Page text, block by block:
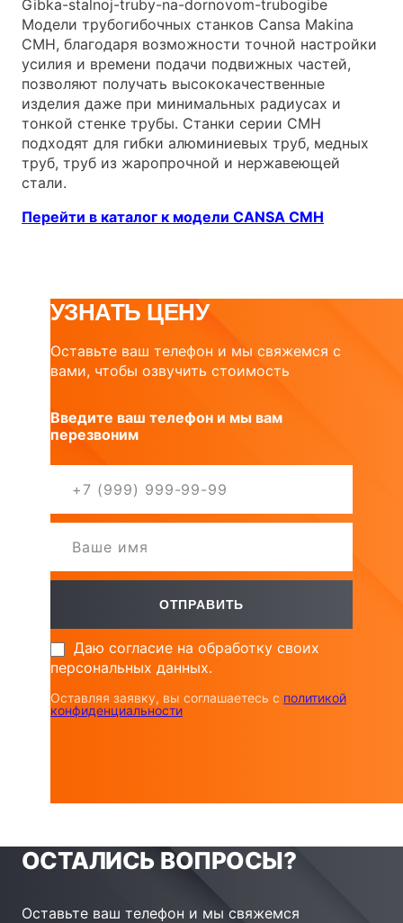
Gibka-stalnoj-truby-na-dornovom-trubogibe
Модели трубогибочных станков Cansa Makina
CMH, благодаря возможности точной настройки
усилия и времени подачи подвижных частей,
позволяют получать высококачественные
изделия даже при минимальных радиусах и
тонкой стенке трубы. Станки серии CMH
подходят для гибки алюминиевых труб, медных
труб, труб из жаропрочной и нержавеющей
стали.
Перейти в каталог к модели CANSA CMH
УЗНАТЬ ЦЕНУ
Оставьте ваш телефон и мы свяжемся с
вами, чтобы озвучить стоимость
Введите ваш телефон и мы вам
перезвоним
Даю согласие на обработку своих
персональных данных.
Оставляя заявку, вы соглашаетесь с политикой
конфиденциальности
ОСТАЛИСЬ ВОПРОСЫ?
Оставьте ваш телефон и мы свяжемся